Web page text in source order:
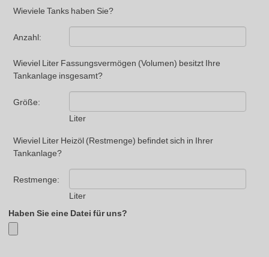
Wieviele Tanks haben Sie?
Anzahl:
Wieviel Liter Fassungsvermögen (Volumen) besitzt Ihre
Tankanlage insgesamt?
Größe:
Liter
Wieviel Liter Heizöl (Restmenge) befindet sich in Ihrer
Tankanlage?
Restmenge:
Liter
Haben Sie eine Datei für uns?